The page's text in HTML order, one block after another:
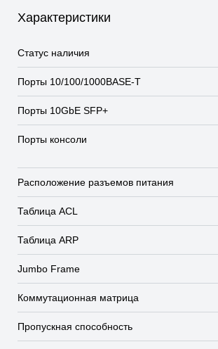
Характеристики
Статус наличия
Порты 10/100/1000BASE-T
Порты 10GbE SFP+
Порты консоли
Расположение разъемов питания
Таблица ACL
Таблица ARP
Jumbo Frame
Коммутационная матрица
Пропускная способность